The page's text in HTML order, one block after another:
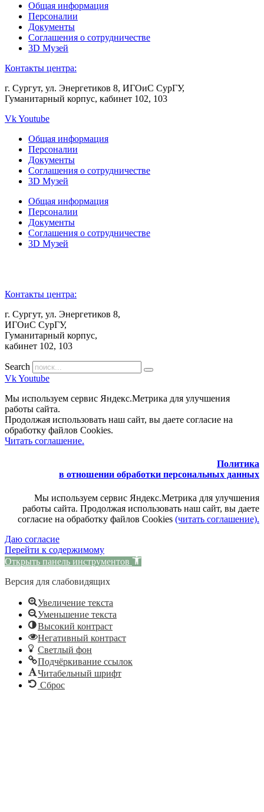
Общая информация
Персоналии
Документы
Соглашения о сотрудничестве
3D Музей
Контакты центра:
г. Сургут, ул. Энергетиков 8, ИГОиС СурГУ,
Гуманитарный корпус, кабинет 102, 103
VkYoutube
Общая информация
Персоналии
Документы
Соглашения о сотрудничестве
3D Музей
Общая информация
Персоналии
Документы
Соглашения о сотрудничестве
3D Музей
Контакты центра:
г. Сургут, ул. Энергетиков 8,
ИГОиС СурГУ,
Гуманитарный корпус,
кабинет 102, 103
Search
VkYoutube
Мы используем сервис Яндекс.Метрика для улучшения
работы сайта.
Продолжая использовать наш сайт, вы даете согласие на
обработку файлов Cookies.
Читать соглашение.
Политика
в отношении обработки персональных данных
Мы используем сервис Яндекс.Метрика для улучшения
работы сайта. Продолжая использовать наш сайт, вы даете
согласие на обработку файлов Cookies (читать соглашение).
Даю согласие
Перейти к содержимому
Открыть панель инструментов
Версия для слабовидящих
Увеличение текста
Уменьшение текста
Высокий контраст
Негативный контраст
Светлый фон
Подчёркивание ссылок
Читабельный шрифт
Сброс